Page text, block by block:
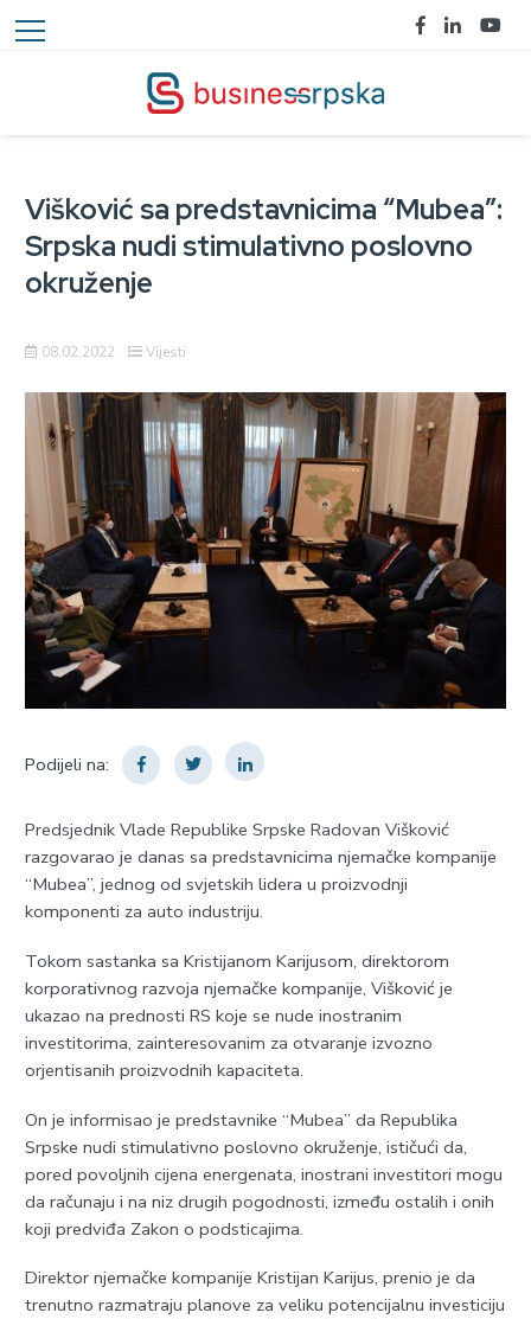
Višković sa predstavnicima “Mubea”:
Srpska nudi stimulativno poslovno
okruženje
08.02.2022 Vijesti
Podijeli na:
Predsjednik Vlade Republike Srpske Radovan Višković
razgovarao je danas sa predstavnicima njemačke kompanije
“Mubea”, jednog od svjetskih lidera u proizvodnji
komponenti za auto industriju.
Tokom sastanka sa Kristijanom Karijusom, direktorom
korporativnog razvoja njemačke kompanije, Višković je
ukazao na prednosti RS koje se nude inostranim
investitorima, zainteresovanim za otvaranje izvozno
orjentisanih proizvodnih kapaciteta.
On je informisao je predstavnike “Mubea” da Republika
Srpske nudi stimulativno poslovno okruženje, ističući da,
pored povoljnih cijena energenata, inostrani investitori mogu
da računaju i na niz drugih pogodnosti, između ostalih i onih
koji predviđa Zakon o podsticajima.
Direktor njemačke kompanije Kristijan Karijus, prenio je da
trenutno razmatraju planove za veliku potencijalnu investiciju